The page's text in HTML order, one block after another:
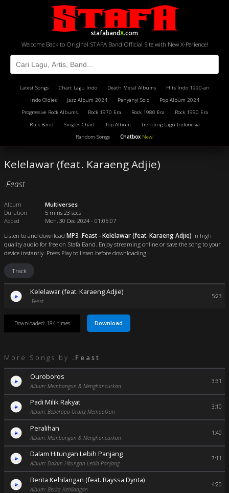
stafabandX.com
Welcome Back to Original STAFA Band Official Site with New X-Perience!
Latest Songs Chart Lagu Indo Death Metal Albums
Hits Indo 1990-an
Indo Oldies
Jazz Album 2024 Penyanyi Solo
Pop Album 2024
Progressive Rock Albums
Rock 1970 Era Rock 1980 Era
Rock 1990 Era
Rock Band
Singles Chart Top Album
Trending Lagu Indonesia
Random Songs
Chatbox New!
Kelelawar (feat. Karaeng Adjie)
.Feast
Album
Multiverses
Duration
5 mins 23 secs
Added
Mon, 30 Dec 2024 - 01:05:07
Listen to and download MP3 .Feast - Kelelawar (feat. Karaeng Adjie) in high-
quality audio for free on Stafa Band. Enjoy streaming online or save the song to your
device instantly. Press Play to listen before downloading.
Track
Kelelawar (feat. Karaeng Adjie)
.Feast
5:23
Downloaded: 184 times Download
More Songs by .Feast
Ouroboros
Album: Membangun & Menghancurkan
3:31
Padi Milik Rakyat
Album: Beberapa Orang Memaafkan
3:10
Peralihan
Album: Membangun & Menghancurkan
1:40
Dalam Hitungan Lebih Panjang
Album: Dalam Hitungan Lebih Panjang
7:11
Berita Kehilangan (feat. Rayssa Dynta)
Album: Berita Kehilangan
4:20